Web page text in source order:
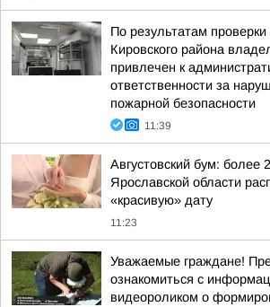
По результатам проверки
Кировского района
привлечен к
ответственности за
пожарной безопасности
11:39
Августовский бум: более
Ярославской области
«красивую» дату
11:23
Уважаемые граждане!
ознакомиться с
видеороликом о